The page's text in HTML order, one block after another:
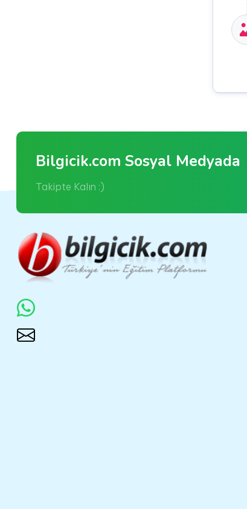
Bilgicik.com Sosyal Medyada
Takipte Kalın :)